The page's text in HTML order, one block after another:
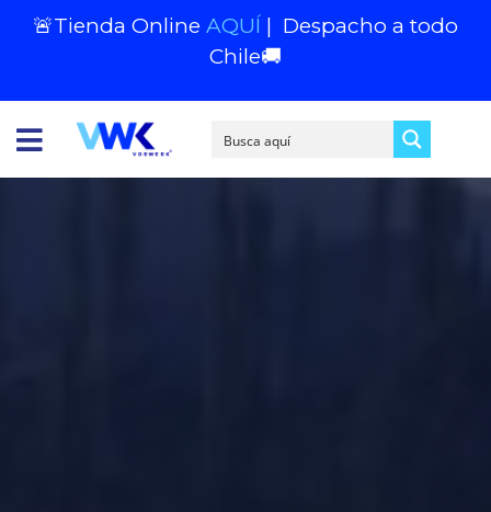
🚨Tienda Online AQUÍ | Despacho a todo
Chile🚚